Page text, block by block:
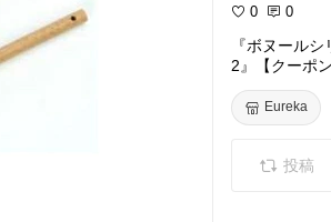
0 0
『ボヌール
2』【クーポ
Eureka
投稿